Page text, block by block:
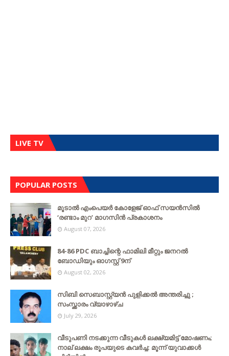
LIVE TV
POPULAR POSTS
മൂടാൽ എംപെയർ കോളേജ് ഓഫ് സയൻസിൽ
‘രണ്ടാം മുറ’ മാഗസിൻ പ്രകാശനം
August 07, 2026
84-86 PDC ബാച്ചിന്റെ ഫാമിലി മീറ്റും ജനറൽ
ബോഡിയും ഓഗസ്റ്റ് 9ന്
August 02, 2026
സിബി സെബാസ്റ്റ്യന്‍ പുളിക്കല്‍ അന്തരിച്ചു ;
സംസ്ക്കാരം വ്യാഴാഴ്ച
July 29, 2026
വീടുപണി നടക്കുന്ന വീടുകൾ ലക്ഷ്യമിട്ട് മോഷണം;
നാല് ലക്ഷം രൂപയുടെ കവർച്ച: മൂന്ന് യുവാക്കൾ